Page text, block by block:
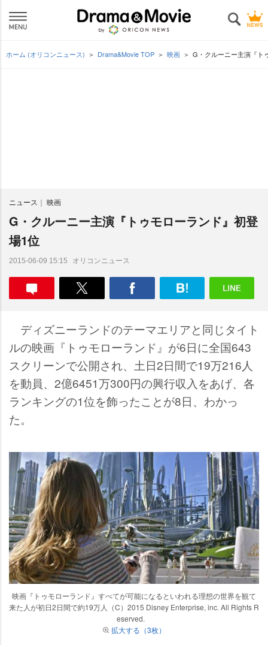
ホーム (オリコンニュース) Drama&Movie TOP 映画 G・クルーニー主演『ト
ニュース 映画
G・クルーニー主演『トゥモローランド』初登
場1位
2015-06-09 15:15 オリコンニュース
ディズニーランドのテーマエリアと同じタイト
ルの映画『トゥモローランド』が6日に全国643
スクリーンで公開され、土日2日間で19万216人
を動員、2億6451万300円の興行収入をあげ、各
ランキングの1位を飾ったことが8日、わかっ
た。
映画『トゥモローランド』すべてが可能になるといわれる理想の世界を観て
来た人が初日2日間で約19万人（C）2015 Disney Enterprise, inc. All Rights R
eserved.
拡大する（3枚）